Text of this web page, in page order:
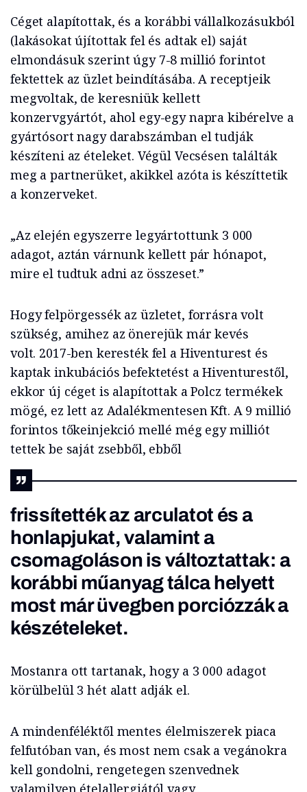
Céget alapítottak, és a korábbi vállalkozásukból
(lakásokat újítottak fel és adtak el) saját
elmondásuk szerint úgy 7-8 millió forintot
fektettek az üzlet beindításába. A receptjeik
megvoltak, de keresniük kellett
konzervgyártót, ahol egy-egy napra kibérelve a
gyártósort nagy darabszámban el tudják
készíteni az ételeket. Végül Vecsésen találták
meg a partnerüket, akikkel azóta is készíttetik
a konzerveket.
„Az elején egyszerre legyártottunk 3 000
adagot, aztán várnunk kellett pár hónapot,
mire el tudtuk adni az összeset.”
Hogy felpörgessék az üzletet, forrásra volt
szükség, amihez az önerejük már kevés
volt. 2017-ben keresték fel a Hiventurest és
kaptak inkubációs befektetést a Hiventurestől,
ekkor új céget is alapítottak a Polcz termékek
mögé, ez lett az Adalékmentesen Kft. A 9 millió
forintos tőkeinjekció mellé még egy milliót
tettek be saját zsebből, ebből
frissítették az arculatot és a
honlapjukat, valamint a
csomagoláson is változtattak: a
korábbi műanyag tálca helyett
most már üvegben porciózzák a
készételeket.
Mostanra ott tartanak, hogy a 3 000 adagot
körülbelül 3 hét alatt adják el.
A mindenféléktől mentes élelmiszerek piaca
felfutóban van, és most nem csak a vegánokra
kell gondolni, rengetegen szenvednek